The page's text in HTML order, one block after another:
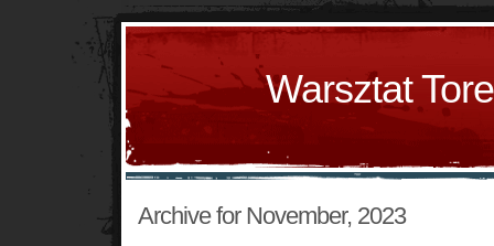
Warsztat
Archive for November, 2023